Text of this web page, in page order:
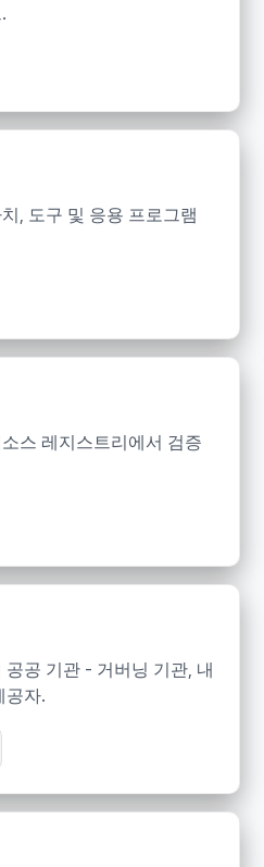
, 도구 및 응용 프로그램
스 레지스트리에서 검증
공 기관 - 거버닝 기관, 내
공자.